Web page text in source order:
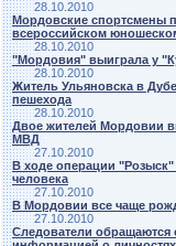
28.10.2010
Мордовские спортсмены
всероссийском
28.10.2010
"Мордовия" выиграла у
28.10.2010
Житель Ульяновска в
пешехода
28.10.2010
Двое жителей Мордовии
МВД
27.10.2010
В ходе операции
человека
27.10.2010
В Мордовии все чаще
27.10.2010
Следователи обращаются